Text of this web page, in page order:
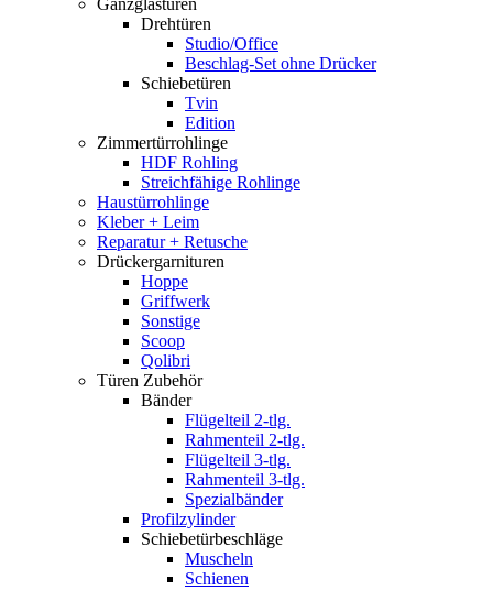
Ganzglastüren
Drehtüren
Studio/Office
Beschlag-Set ohne Drücker
Schiebetüren
Tvin
Edition
Zimmertürrohlinge
HDF Rohling
Streichfähige Rohlinge
Haustürrohlinge
Kleber + Leim
Reparatur + Retusche
Drückergarnituren
Hoppe
Griffwerk
Sonstige
Scoop
Qolibri
Türen Zubehör
Bänder
Flügelteil 2-tlg.
Rahmenteil 2-tlg.
Flügelteil 3-tlg.
Rahmenteil 3-tlg.
Spezialbänder
Profilzylinder
Schiebetürbeschläge
Muscheln
Schienen